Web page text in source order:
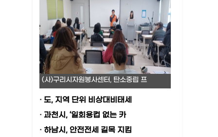
(사)구리시자원봉사센터, 탄소중립 프
· 도, 지역 단위 비상대비태세
· 과천시, ‘일회용컵 없는 카
· 하남시, 안전전세 길목 지킴